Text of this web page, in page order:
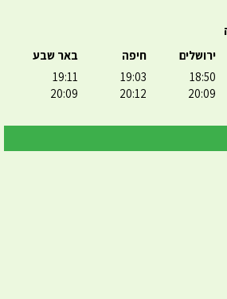
ירושלים
18:50
20:09
חיפה
19:03
20:12
באר שבע
19:11
20:09